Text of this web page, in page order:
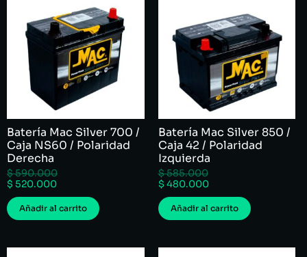
Batería Mac Silver 700 /
Caja NS60 / Polaridad
Derecha
$590.000
$ 520.000
Añadir al carrito
Batería Mac Silver 850 /
Caja 42 / Polaridad
Izquierda
$585.000
$ 480.000
Añadir al carrito